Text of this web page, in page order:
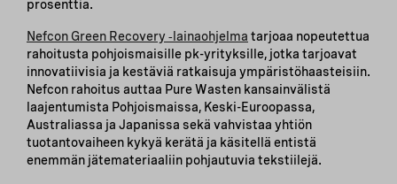
prosenttia.
Nefcon Green Recovery ‑lainaohjelma tarjoaa nopeutettua
rahoitusta pohjoismaisille pk-yrityksille, jotka tarjoavat
innovatiivisia ja kestäviä ratkaisuja ympäristöhaasteisiin.
Nefcon rahoitus auttaa Pure Wasten kansainvälistä
laajentumista Pohjoismaissa, Keski-Euroopassa,
Australiassa ja Japanissa sekä vahvistaa yhtiön
tuotantovaiheen kykyä kerätä ja käsitellä entistä
enemmän jätemateriaaliin pohjautuvia tekstiilejä.